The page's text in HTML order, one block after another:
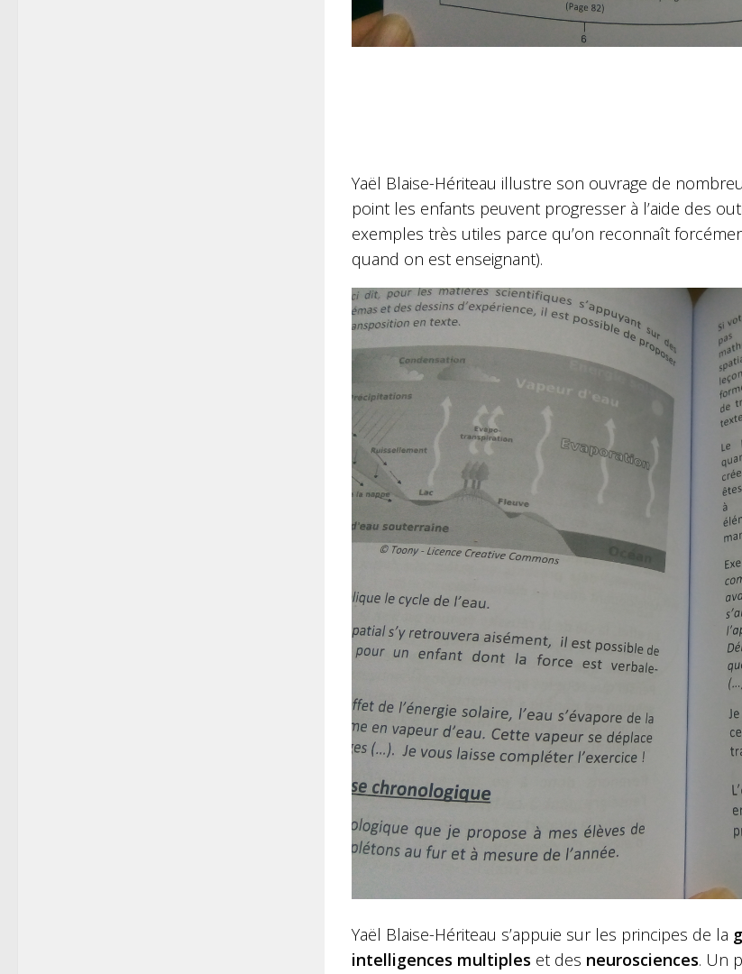
Yaël Blaise-Hériteau illustre son ouvrage de
point les enfants peuvent progresser à l’aide des
exemples très utiles parce qu’on reconnaît
quand on est enseignant).
Yaël Blaise-Hériteau s’appuie sur les principes de la
intelligences multiples et des neurosciences. Un